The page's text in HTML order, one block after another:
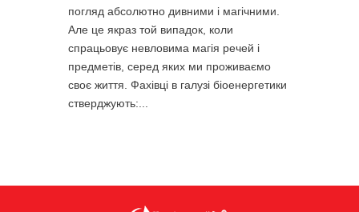
погляд абсолютно дивними і магічними.
Але це якраз той випадок, коли
спрацьовує невловима магія речей і
предметів, серед яких ми проживаємо
своє життя. Фахівці в галузі біоенергетики
стверджують:...